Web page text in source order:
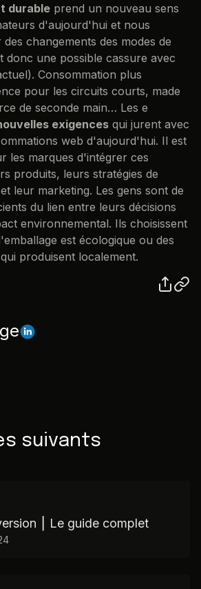
durable prend un nouveau sens
d'aujourd'hui et nous
changements des modes de
donc une possible cassure avec
Consommation plus
pour les circuits courts, made
de seconde main… Les e
exigences qui jurent avec
web d'aujourd'hui. Il est
les marques d'intégrer ces
produits, leurs stratégies de
leur marketing. Les gens sont de
du lien entre leurs décisions
environnemental. Ils choisissent
est écologique ou des
produisent localement.
suivants
⎮ Le guide complet